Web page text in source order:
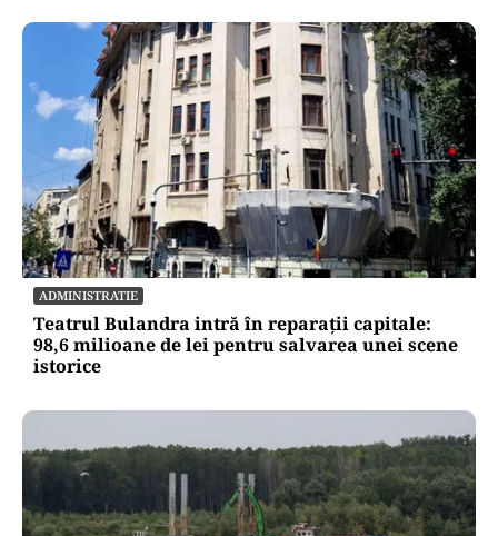
ADMINISTRATIE
Teatrul Bulandra intră în reparații capitale:
98,6 milioane de lei pentru salvarea unei scene
istorice